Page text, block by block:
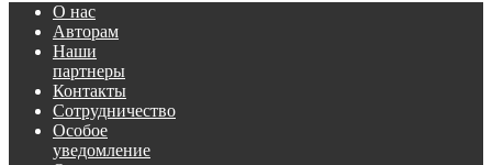
О нас
Авторам
Наши
партнеры
Контакты
Сотрудничество
Особое
уведомление